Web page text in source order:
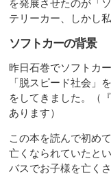
を発展させたのが「
テリーカー、しかし
ソフトカーの背景
昨日石巻でソフトカ
「脱スピード社会」
をしてきました。（
あります）
この本を読んで初め
亡くなられていたと
バスでお子様を亡く